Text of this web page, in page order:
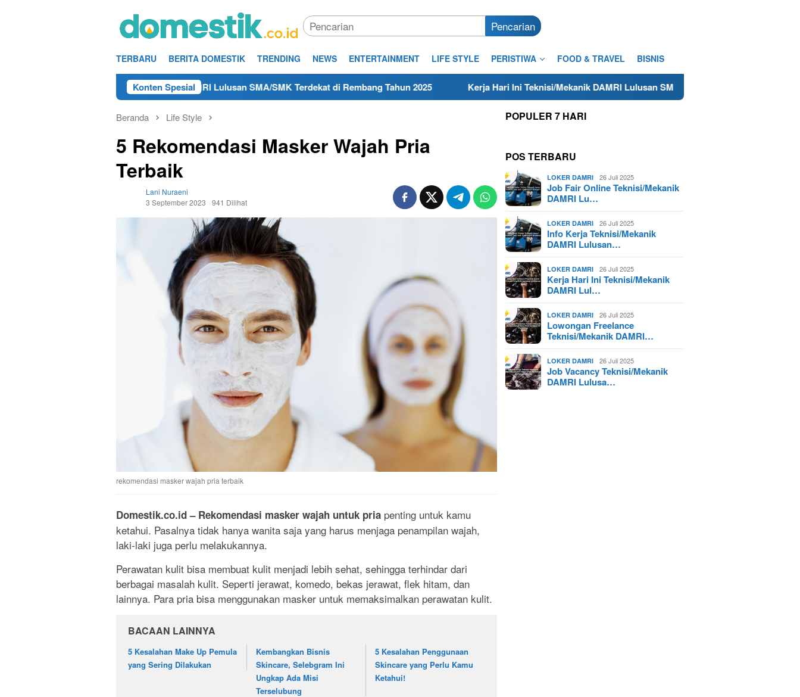
Pencarian
TERBARU BERITA DOMESTIK TRENDING NEWS ENTERTAINMENT LIFE STYLE PERISTIWA FOOD & TRAVEL BISNIS
Konten Spesial
Info Kerja Teknisi/Mekanik DAMRI Lulusan SMA/SMK Terdekat di Rembang Tahun 2025 Kerja Hari Ini Teknisi/Mekanik DAMRI Lulusan SMA/SMK Terdekat di Cilacap Tahun 2025
Beranda Life Style
5 Rekomendasi Masker Wajah Pria
Terbaik
Lani Nuraeni
3 September 2023
941 Dilihat
rekomendasi masker wajah pria terbaik
Domestik.co.id– Rekomendasi masker wajah untuk pria penting untuk kamu
ketahui. Pasalnya tidak hanya wanita saja yang harus menjaga penampilan wajah,
laki-laki juga perlu melakukannya.
Perawatan kulit bisa membuat kulit menjadi lebih sehat, sehingga terhindar dari
berbagai masalah kulit. Seperti jerawat, komedo, bekas jerawat, flek hitam, dan
lainnya. Para pria bisa menggunakan masker untuk memaksimalkan perawatan kulit.
BACAAN LAINNYA
5 Kesalahan Make Up Pemula
yang Sering Dilakukan
Kembangkan Bisnis
Skincare, Selebgram Ini
Ungkap Ada Misi
Terselubung
5 Kesalahan Penggunaan
Skincare yang Perlu Kamu
Ketahui!
POPULER 7 HARI
POS TERBARU
LOKER DAMRI 26 Juli 2025
Job Fair Online Teknisi/Mekanik
DAMRI Lu…
LOKER DAMRI 26 Juli 2025
Info Kerja Teknisi/Mekanik
DAMRI Lulusan…
LOKER DAMRI 26 Juli 2025
Kerja Hari Ini Teknisi/Mekanik
DAMRI Lul…
LOKER DAMRI 26 Juli 2025
Lowongan Freelance
Teknisi/Mekanik DAMRI…
LOKER DAMRI 26 Juli 2025
Job Vacancy Teknisi/Mekanik
DAMRI Lulusa…